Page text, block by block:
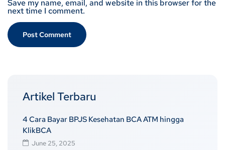
Save my name, email, and website in this browser for the
next time I comment.
Artikel Terbaru
4 Cara Bayar BPJS Kesehatan BCA ATM hingga
KlikBCA
June 25, 2025